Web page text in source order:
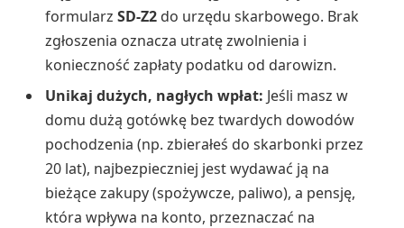
formularz SD-Z2 do urzędu skarbowego. Brak
zgłoszenia oznacza utratę zwolnienia i
konieczność zapłaty podatku od darowizn.
Unikaj dużych, nagłych wpłat: Jeśli masz w
domu dużą gotówkę bez twardych dowodów
pochodzenia (np. zbierałeś do skarbonki przez
20 lat), najbezpieczniej jest wydawać ją na
bieżące zakupy (spożywcze, paliwo), a pensję,
która wpływa na konto, przeznaczać na